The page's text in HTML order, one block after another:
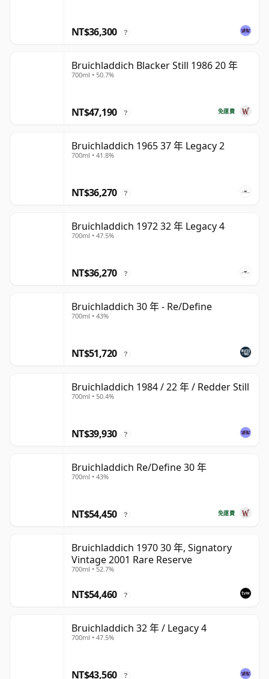
NT$36,300 ?
Bruichladdich Blacker Still 1986 20 年
700ml • 50.7%
免運費
NT$47,190 ?
Bruichladdich 1965 37 年 Legacy 2
700ml • 41.8%
NT$36,270 ?
Bruichladdich 1972 32 年 Legacy 4
700ml • 47.5%
NT$36,270 ?
Bruichladdich 30 年 - Re/Define
700ml • 43%
NT$51,720 ?
Bruichladdich 1984 / 22 年 / Redder Still
700ml • 50.4%
NT$39,930 ?
Bruichladdich Re/Define 30 年
700ml • 43%
免運費
NT$54,450 ?
Bruichladdich 1970 30 年, Signatory
Vintage 2001 Rare Reserve
700ml • 52.7%
NT$54,460 ?
Bruichladdich 32 年 / Legacy 4
700ml • 47.5%
NT$43,560 ?